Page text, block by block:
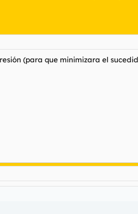
(para que minimizara el